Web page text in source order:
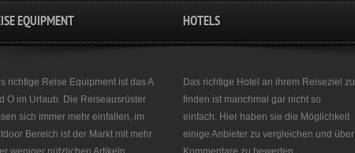
EQUIPMENT
richtige Reise Equipment ist das A
O im Urlaub. Die Reiseausrüster
sich immer mehr einfallen, im
Bereich ist der Markt mit mehr
HOTELS
Das richtige Hotel an ihrem Reiseziel zu
finden ist manchmal gar nicht so
einfach. Hier haben sie die Möglichkeit
einige Anbieter zu vergleichen und über